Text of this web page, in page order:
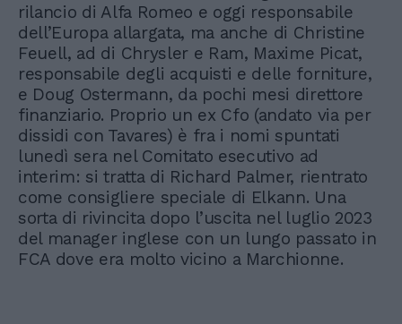
rilancio di Alfa Romeo e oggi responsabile
dell’Europa allargata, ma anche di Christine
Feuell, ad di Chrysler e Ram, Maxime Picat,
responsabile degli acquisti e delle forniture,
e Doug Ostermann, da pochi mesi direttore
finanziario. Proprio un ex Cfo (andato via per
dissidi con Tavares) è fra i nomi spuntati
lunedì sera nel Comitato esecutivo ad
interim: si tratta di Richard Palmer, rientrato
come consigliere speciale di Elkann. Una
sorta di rivincita dopo l’uscita nel luglio 2023
del manager inglese con un lungo passato in
FCA dove era molto vicino a Marchionne.